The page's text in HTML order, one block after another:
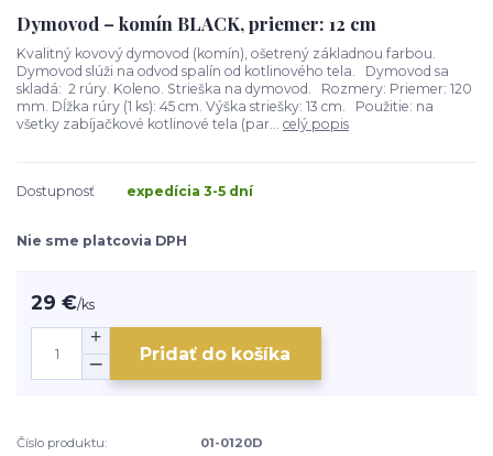
Dymovod – komín BLACK, priemer: 12 cm
Kvalitný kovový dymovod (komín), ošetrený základnou farbou.
Dymovod slúži na odvod spalín od kotlinového tela. Dymovod sa
skladá: 2 rúry. Koleno. Strieška na dymovod. Rozmery: Priemer: 120
mm. Dĺžka rúry (1 ks): 45 cm. Výška striešky: 13 cm. Použitie: na
všetky zabíjačkové kotlinové tela (par... celý popis
Dostupnosť expedícia 3-5 dní
Nie sme platcovia DPH
29 €/ks
Pridať do košíka
Číslo produktu:
01-0120D